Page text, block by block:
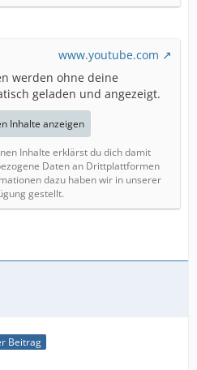
www.youtube.com
werden ohne deine
geladen und angezeigt.
Inhalte anzeigen
Inhalte erklärst du dich damit
Daten an Drittplattformen
dazu haben wir in unserer
gestellt.
Beitrag